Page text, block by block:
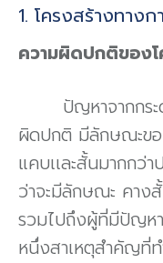
1. โครงสร้างทางก
ความผิดปกติของโ
ปัญหาจากกระดูก
ผิดปกติ มีลักษณะขอ
แคบเเละสั้นมากกว่
ว่าจะมีลักษณะ คาง
รวมไปถึงผู้ที่มีปัญห
หนึ่งสาเหตุสำคัญที่ท